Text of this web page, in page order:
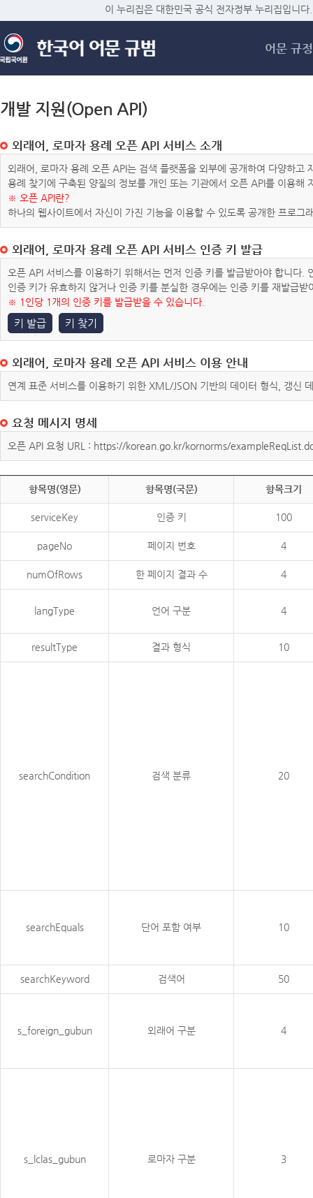
메
이 누리집은 대한민국 공식 전자정부 누리집입니다.
어문 규정
개발 지원(Open API)
외래어, 로마자 용례 오픈 API 서비스 소개
외래어, 로마자 용례 오픈 API는 검색 플랫폼을 외부에 공개하여 다양하
용례 찾기에 구축된 양질의 정보를 개인 또는 기관에서 오픈 API를 이용해
※ 오픈 API란?
하나의 웹사이트에서 자신이 가진 기능을 이용할 수 있도록 공개한 프로그
외래어, 로마자 용례 오픈 API 서비스 인증 키 발급
오픈 API 서비스를 이용하기 위해서는 먼저 인증 키를 발급받아야 합니다
인증 키가 유효하지 않거나 인증 키를 분실한 경우에는 인증 키를 재발급받
※ 1인당 1개의 인증 키를 발급받을 수 있습니다.
키 발급 키 찾기
외래어, 로마자 용례 오픈 API 서비스 이용 안내
연계 표준 서비스를 이용하기 위한 XML/JSON 기반의 데이터 형식, 갱신
요청 메시지 명세
오픈 API 요청 URL : https://korean.go.kr/kornorms/
항목명(영문) 항목명(국문) 항목크기
serviceKey 인증 키 100
pageNo 페이지 번호 4
numOfRows 한 페이지 결과 수 4
langType 언어 구분 4
resultType 결과 형식 10
searchCondition 검색 분류 20
searchEquals 단어 포함 여부 10
searchKeyword 검색어 50
s_foreign_gubun 외래어 구분 4
s_lclas_gubun 로마자 구분 3